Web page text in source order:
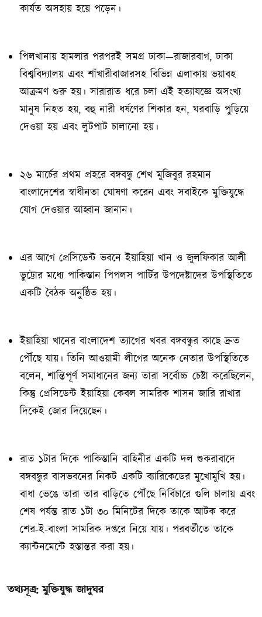
কার্যত অসহায় হয়ে পড়েন।
পিলখানায় হামলার পরপরই সমগ্র ঢাকা—রাজারবাগ, ঢাকা
বিশ্ববিদ্যালয় এবং শাঁখারীবাজারসহ বিভিন্ন এলাকায় ভয়াবহ
আক্রমণ শুরু হয়। সারারাত ধরে চলা এই হত্যাযজ্ঞে অসংখ্য
মানুষ নিহত হয়, বহু নারী ধর্ষণের শিকার হন, ঘরবাড়ি পুড়িয়ে
দেওয়া হয় এবং লুটপাট চালানো হয়।
২৬ মার্চের প্রথম প্রহরে বঙ্গবন্ধু শেখ মুজিবুর রহমান
বাংলাদেশের স্বাধীনতা ঘোষণা করেন এবং সবাইকে মুক্তিযুদ্ধে
যোগ দেওয়ার আহ্বান জানান।
এর আগে প্রেসিডেন্ট ভবনে ইয়াহিয়া খান ও জুলফিকার আলী
ভুট্টোর মধ্যে পাকিস্তান পিপলস পার্টির উপদেষ্টাদের উপস্থিতিতে
একটি বৈঠক অনুষ্ঠিত হয়।
ইয়াহিয়া খানের বাংলাদেশ ত্যাগের খবর বঙ্গবন্ধুর কাছে দ্রুত
পৌঁছে যায়। তিনি আওয়ামী লীগের অনেক নেতার উপস্থিতিতে
বলেন, শান্তিপূর্ণ সমাধানের জন্য তারা সর্বোচ্চ চেষ্টা করেছিলেন,
কিন্তু প্রেসিডেন্ট ইয়াহিয়া কেবল সামরিক শাসন জারি রাখার
দিকেই জোর দিয়েছেন।
রাত ১টার দিকে পাকিস্তানি বাহিনীর একটি দল শুকরাবাদে
বঙ্গবন্ধুর বাসভবনের নিকট একটি ব্যারিকেডের মুখোমুখি হয়।
বাধা ভেঙে তারা তার বাড়িতে পৌঁছে নির্বিচারে গুলি চালায় এবং
শেষ পর্যন্ত রাত ১টা ৩০ মিনিটের দিকে তাকে আটক করে
শের-ই-বাংলা সামরিক দপ্তরে নিয়ে যায়। পরবর্তীতে তাকে
ক্যান্টনমেন্টে হস্তান্তর করা হয়।
তথ্যসূত্র: মুক্তিযুদ্ধ জাদুঘর